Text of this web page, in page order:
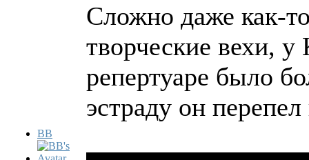
BB
Сложно даже как-
творческие вехи, у
репертуаре было
эстраду он